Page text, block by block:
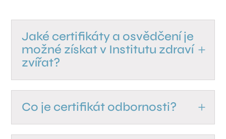
Jaké certifikáty a osvědčení je
možné získat v Institutu zdraví
zvířat?
Co je certifikát odbornosti?